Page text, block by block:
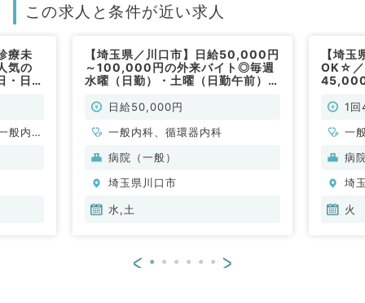
この求人と条件が近い求人
療未
気の
・日給
般内
【埼玉県／川口市】日給50,000円
～100,000円の外来バイト◎毎週
水曜（日勤）・土曜（日勤午前）勤
循環器内科／非常勤）
日給50,000円
一般内科、循環器内科
病院（一般）
埼玉県川口市
水,土
【埼
OK☆／
45,000
1
一
病
埼
火
< >